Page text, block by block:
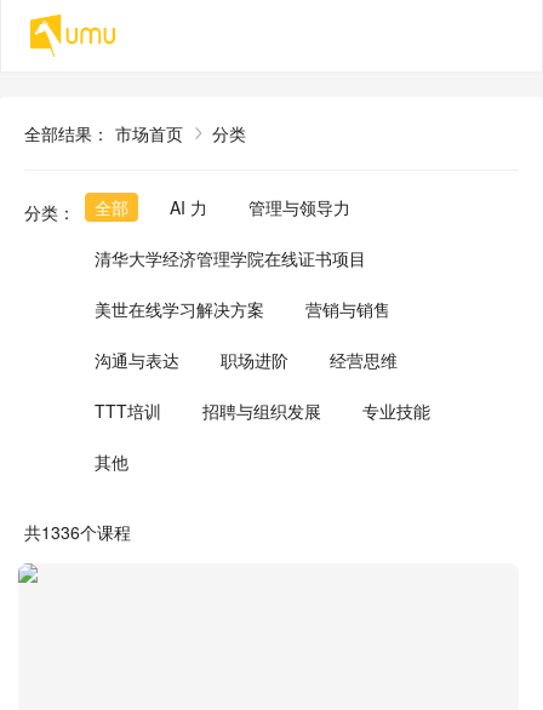
全部结果 ： 市场首页 分类
分类 ： 全部 AI 力 管理与领导力
清华大学经济管理学院在线证书项目
美世在线学习解决方案 营销与销售
沟通与表达 职场进阶 经营思维
TTT培训 招聘与组织发展 专业技能
其他
共1336个课程